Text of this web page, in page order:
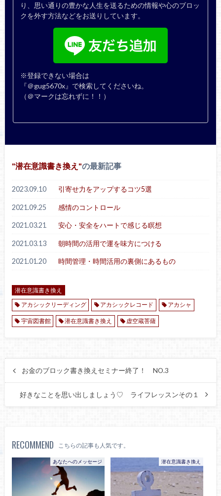
り、思い通りの豊かな人生を送るための情報や心のブロッ
クを外す方法などをお送りしています。
※登録できない場合は
『＠gug5670x』で検索してくださいね。
（＠マークは忘れずに！！）
潜在意識書き換え の最新記事
2023.09.10 引寄せ力をアップするコツ5選
2021.09.25 感情のコントロール
2021.03.21 安心・安全をハートで感じる瞑想
2021.03.13 朝時間の活用で運を味方につける
2021.01.20 時間管理・時間活用の裏側にあるもの
潜在意識書き換え
アカシックリーディング
アカシックレコード アカシャ
宇宙図書館 潜在意識書き換え 虚空蔵菩薩
お金のブロック書き換えセミナー終了！ NO.3
好きなことを思い出しましょう♡ ライフレッスンその１
RECOMMEND こちらの記事も人気です。
あなたへのメッセージ 潜在意識書き換え